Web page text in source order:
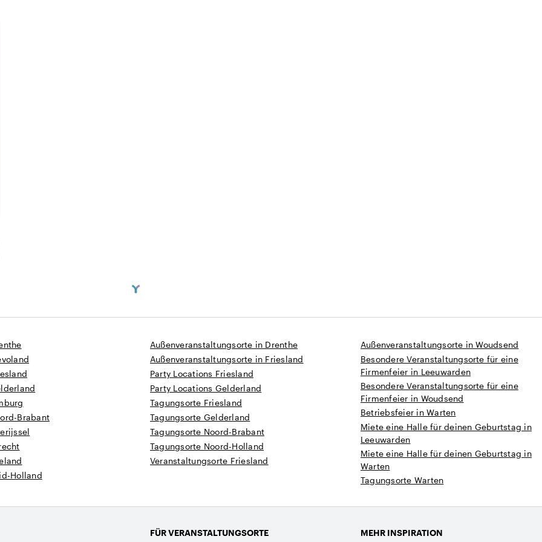
Brabant
Holland
Außenveranstaltungsorte in Drenthe
Außenveranstaltungsorte in Friesland
Party Locations Friesland
Party Locations Gelderland
Tagungsorte Friesland
Tagungsorte Gelderland
Tagungsorte Noord-Brabant
Tagungsorte Noord-Holland
Veranstaltungsorte Friesland
Außenveranstaltungsorte in Woudsend
Besondere Veranstaltungsorte für eine
Firmenfeier in Leeuwarden
Besondere Veranstaltungsorte für eine
Firmenfeier in Woudsend
Betriebsfeier in Warten
Miete eine Halle für deinen Geburtstag in
Leeuwarden
Miete eine Halle für deinen Geburtstag in
Warten
Tagungsorte Warten
FÜR VERANSTALTUNGSORTE
MEHR INSPIRATION